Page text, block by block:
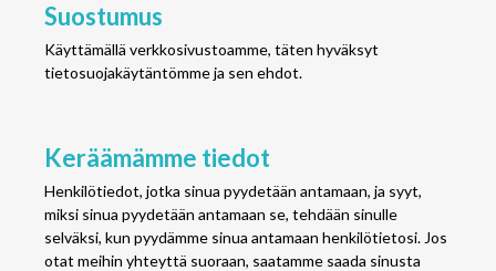
Suostumus
Käyttämällä verkkosivustoamme, täten hyväksyt
tietosuojakäytäntömme ja sen ehdot.
Keräämämme tiedot
Henkilötiedot, jotka sinua pyydetään antamaan, ja syyt,
miksi sinua pyydetään antamaan se, tehdään sinulle
selväksi, kun pyydämme sinua antamaan henkilötietosi. Jos
otat meihin yhteyttä suoraan, saatamme saada sinusta